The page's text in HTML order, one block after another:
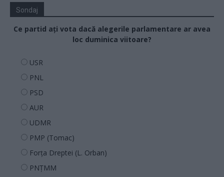
Sondaj
Ce partid ați vota dacă alegerile parlamentare ar avea
loc duminica viitoare?
USR
PNL
PSD
AUR
UDMR
PMP (Tomac)
Forța Dreptei (L. Orban)
PNȚMM